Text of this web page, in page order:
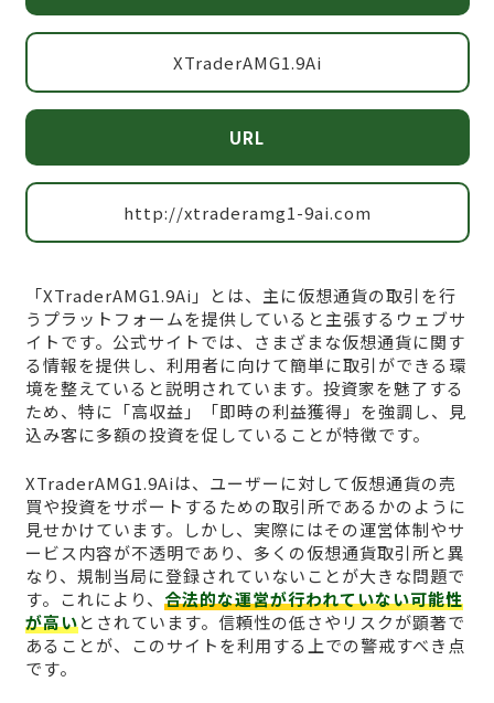
XTraderAMG1.9Ai
URL
http://xtraderamg1-9ai.com
「XTraderAMG1.9Ai」とは、主に仮想通貨の取引を行
うプラットフォームを提供していると主張するウェブサ
イトです。公式サイトでは、さまざまな仮想通貨に関す
る情報を提供し、利用者に向けて簡単に取引ができる環
境を整えていると説明されています。投資家を魅了する
ため、特に「高収益」「即時の利益獲得」を強調し、見
込み客に多額の投資を促していることが特徴です。
XTraderAMG1.9Aiは、ユーザーに対して仮想通貨の売
買や投資をサポートするための取引所であるかのように
見せかけています。しかし、実際にはその運営体制やサ
ービス内容が不透明であり、多くの仮想通貨取引所と異
なり、規制当局に登録されていないことが大きな問題で
す。これにより、 合法的な運営が行われていない可能性
が高いとされています。信頼性の低さやリスクが顕著で
あることが、このサイトを利用する上での警戒すべき点
です。